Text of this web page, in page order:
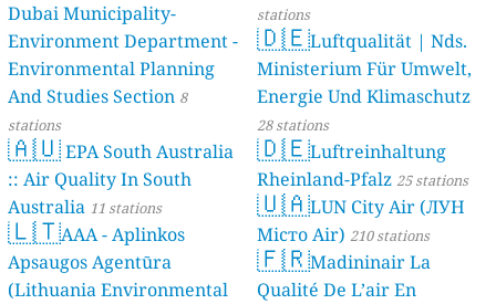
Dubai Municipality-
Environment Department -
Environmental Planning
And Studies Section 8
stations
🇦🇺EPA South Australia
:: Air Quality In South
Australia 11 stations
🇱🇹AAA - Aplinkos
Apsaugos Agentūra
(Lithuania Environmental
stations
🇩🇪Luftqualität | Nds.
Ministerium Für Umwelt,
Energie Und Klimaschutz
28 stations
🇩🇪Luftreinhaltung
Rheinland-Pfalz 25 stations
🇺🇦LUN City Air (ЛУН
Місто Air) 210 stations
🇫🇷Madininair La
Qualité De L’air En